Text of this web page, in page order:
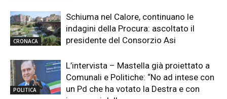
CRONACA
Schiuma nel Calore, continuano le
indagini della Procura: ascoltato il
presidente del Consorzio Asi
POLITICA
L’intervista – Mastella già proiettato a
Comunali e Politiche: “No ad intese con
un Pd che ha votato la Destra e con